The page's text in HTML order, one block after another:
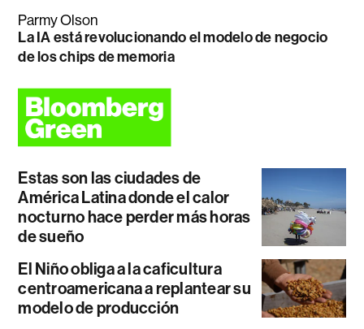
Parmy Olson
La IA está revolucionando el modelo de negocio
de los chips de memoria
Estas son las ciudades de
América Latina donde el calor
nocturno hace perder más horas
de sueño
El Niño obliga a la caficultura
centroamericana a replantear su
modelo de producción